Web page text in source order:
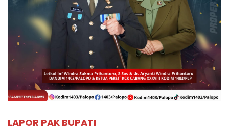
LAPOR PAK BUPATI